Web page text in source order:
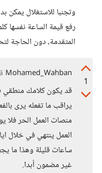
وتجنبا للاستغلال يمكن
رفع قيمة الساعة نفسها
المتقدمة، دون الحاجة
1
Mohamed_Wahban
قد يكون كلامك منطقي
يراقب ما تفعله يرى
منصات العمل الحر فلا
العمل ينتهي في خلال
ساعات قليلة وهذا ما
غير مضمون أبدا.